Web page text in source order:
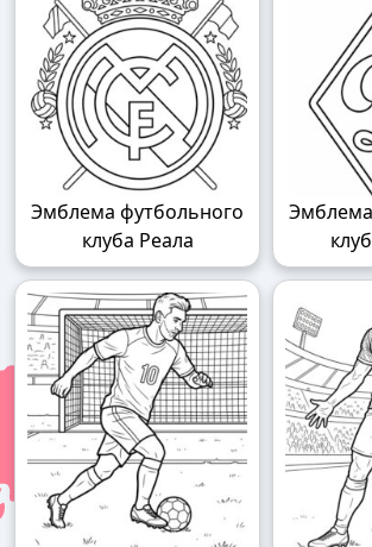
Эмблема футбольного
клуба Реала